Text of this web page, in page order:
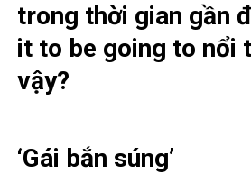
trong thời gian gần
it to be going to nổi
vậy?
‘Gái bắn súng’